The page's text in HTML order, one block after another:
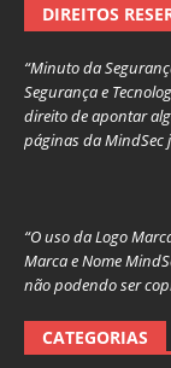
DIREITOS
“Minuto da
Segurança e
direito de apontar
páginas da MindSec
“O uso da Logo
Marca e Nome
não podendo ser
CATEGORIAS